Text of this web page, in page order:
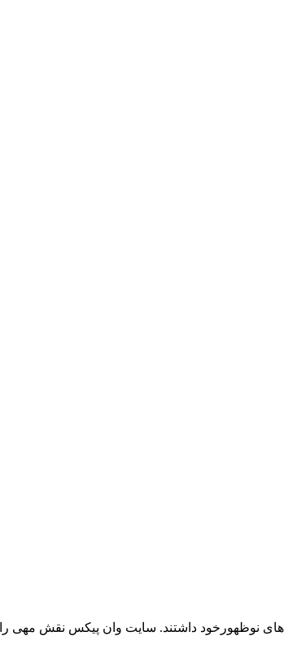
نوظهورخود داشتند. سایت وان پیکس نقش مهی